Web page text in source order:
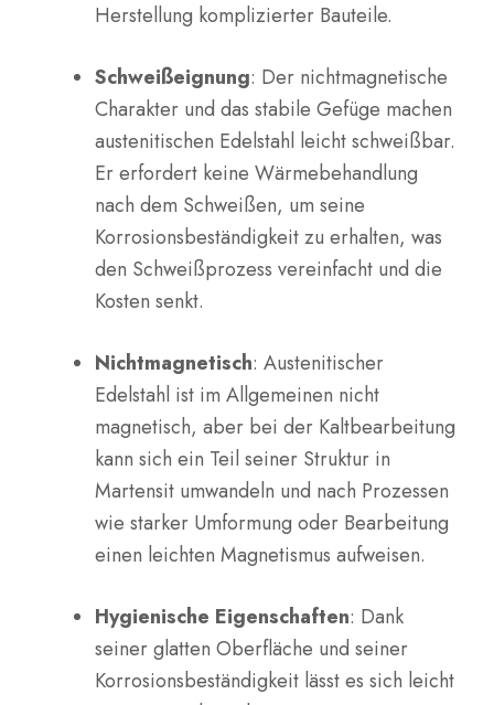
Herstellung komplizierter Bauteile.
Schweißeignung: Der nichtmagnetische
Charakter und das stabile Gefüge machen
austenitischen Edelstahl leicht schweißbar.
Er erfordert keine Wärmebehandlung
nach dem Schweißen, um seine
Korrosionsbeständigkeit zu erhalten, was
den Schweißprozess vereinfacht und die
Kosten senkt.
Nichtmagnetisch: Austenitischer
Edelstahl ist im Allgemeinen nicht
magnetisch, aber bei der Kaltbearbeitung
kann sich ein Teil seiner Struktur in
Martensit umwandeln und nach Prozessen
wie starker Umformung oder Bearbeitung
einen leichten Magnetismus aufweisen.
Hygienische Eigenschaften: Dank
seiner glatten Oberfläche und seiner
Korrosionsbeständigkeit lässt es sich leicht